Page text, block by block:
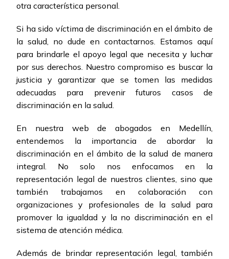
otra característica personal.
Si ha sido víctima de discriminación en el ámbito de
la salud, no dude en contactarnos. Estamos aquí
para brindarle el apoyo legal que necesita y luchar
por sus derechos. Nuestro compromiso es buscar la
justicia y garantizar que se tomen las medidas
adecuadas para prevenir futuros casos de
discriminación en la salud.
En nuestra web de abogados en Medellín,
entendemos la importancia de abordar la
discriminación en el ámbito de la salud de manera
integral. No solo nos enfocamos en la
representación legal de nuestros clientes, sino que
también trabajamos en colaboración con
organizaciones y profesionales de la salud para
promover la igualdad y la no discriminación en el
sistema de atención médica.
Además de brindar representación legal, también